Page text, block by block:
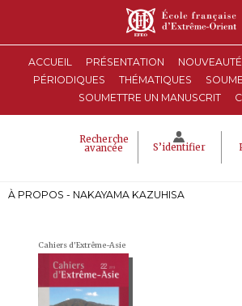
ACCUEIL PRÉSENTATION
PÉRIODIQUES
THÉMATIQUES
SOUMETTRE UN MANUSCRIT
Recherche
avancée S’identifier
À PROPOS - NAKAYAMA KAZUHISA
Cahiers d'Extrême-Asie